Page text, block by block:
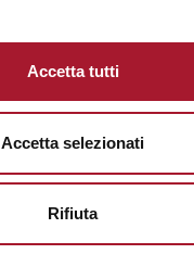
Accetta tutti
Accetta selezionati
Rifiuta